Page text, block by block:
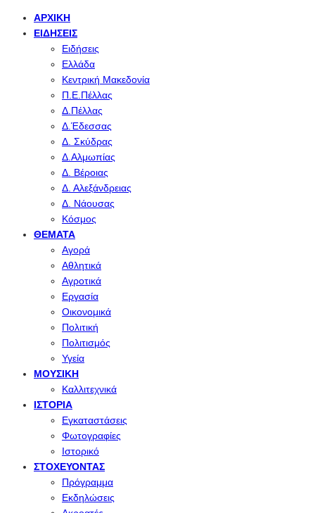
ΑΡΧΙΚΉ
ΕΙΔΉΣΕΙΣ
Ειδήσεις
Ελλάδα
Κεντρική Μακεδονία
Π.Ε.Πέλλας
Δ.Πέλλας
Δ.Έδεσσας
Δ. Σκύδρας
Δ.Αλμωπίας
Δ. Βέροιας
Δ. Αλεξάνδρειας
Δ. Νάουσας
Κόσμος
ΘΈΜΑΤΑ
Αγορά
Αθλητικά
Αγροτικά
Εργασία
Οικονομικά
Πολιτική
Πολιτισμός
Υγεία
ΜΟΥΣΙΚΉ
Καλλιτεχνικά
ΙΣΤΟΡΊΑ
Εγκαταστάσεις
Φωτογραφίες
Ιστορικό
ΣΤΟΧΕΎΟΝΤΑΣ
Πρόγραμμα
Εκδηλώσεις